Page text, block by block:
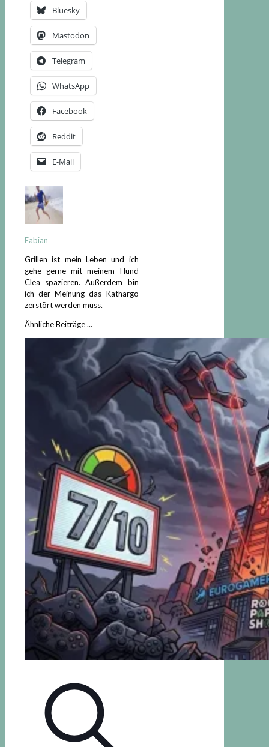
Bluesky
Mastodon
Telegram
WhatsApp
Facebook
Reddit
E-Mail
Fabian
Grillen ist mein Leben und ich
gehe gerne mit meinem Hund
Clea spazieren. Außerdem bin
ich der Meinung das Kathargo
zerstört werden muss.
Ähnliche Beiträge ...